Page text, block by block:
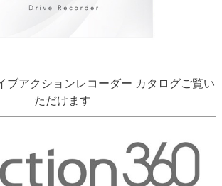
ブアクションレコーダー カタログご覧い
ただけます